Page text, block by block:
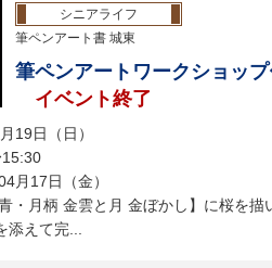
シニアライフ
筆ペンアート書 城東
筆ペンアートワークショッ
イベント終了
19日（日）
月17日（金）
・月柄 金雲と月 金ぼかし】に桜を描
えて完...